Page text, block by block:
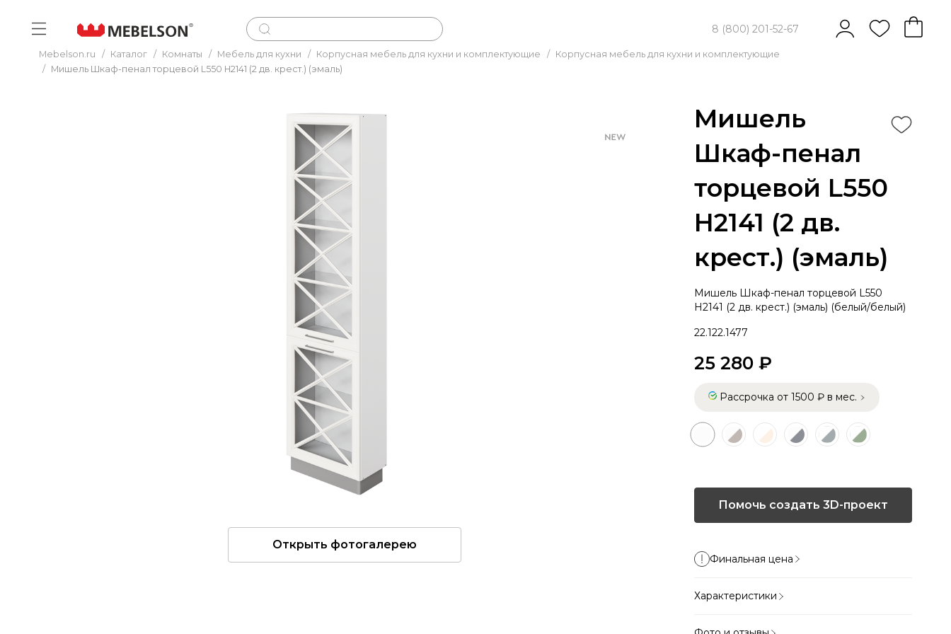
8 (800) 201-52-67
Mebelson.ru / Каталог / Комнаты / Мебель для кухни / Корпусная мебель для кухни и комплектующие / Корпусная мебель для кухни и комплектующие
/ Мишель Шкаф-пенал торцевой L550 H2141 (2 дв. крест.) (эмаль)
Открыть фотогалерею
Мишель
Шкаф-пенал
торцевой L550
H2141 (2 дв.
крест.) (эмаль)
Мишель Шкаф-пенал торцевой L550
H2141 (2 дв. крест.) (эмаль) (белый/белый)
22.122.1477
25 280 ₽
Рассрочка от 1500 ₽ в мес.
Помочь создать 3D-проект
Финальная цена
Характеристики